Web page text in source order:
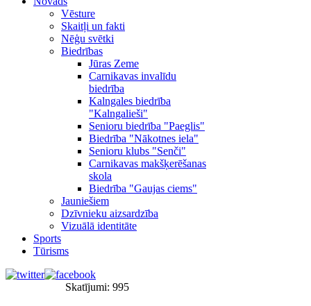
Vēsture
Skaitļi un fakti
Nēģu svētki
Biedrības
Jūras Zeme
Carnikavas invalīdu
biedrība
Kalngales biedrība
"Kalngalieši"
Senioru biedrība "Paeglis"
Biedrība "Nākotnes iela"
Senioru klubs "Senči"
Carnikavas makšķerēšanas
skola
Biedrība "Gaujas ciems"
Jauniešiem
Dzīvnieku aizsardzība
Vizuālā identitāte
Sports
Tūrisms
Skatījumi: 995